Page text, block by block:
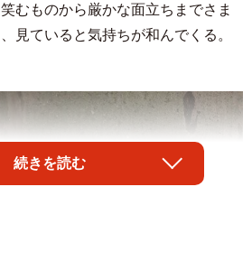
むものから厳かな面立ちまでさま
見ていると気持ちが和んでくる。
続きを読む